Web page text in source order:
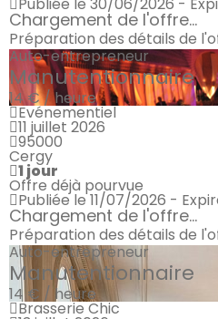
Chargement de l'offre...
Préparation des détails de
Auto-entrepreneur
Manutentionnaire
14 € / heure
Evénementiel
11 juillet 2026
95000
Cergy
1 jour
Offre déjà pourvue
Publiée le 11/07/2026 -
Chargement de l'offre...
Préparation des détails de
Auto-entrepreneur
Manutentionnaire
14 € / heure
Brasserie Chic